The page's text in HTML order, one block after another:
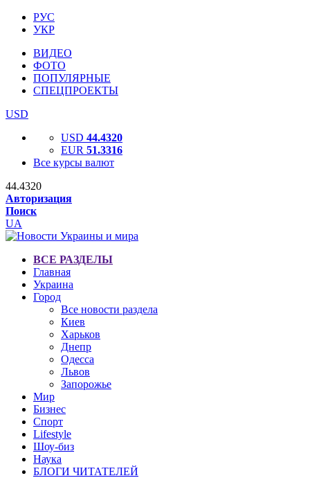
РУС
УКР
ВИДЕО
ФОТО
ПОПУЛЯРНЫЕ
СПЕЦПРОЕКТЫ
USD
USD 44.4320
EUR 51.3316
Все курсы валют
44.4320
Авторизация
Поиск
UA
ВСЕ РАЗДЕЛЫ
Главная
Украина
Город
Все новости раздела
Киев
Харьков
Днепр
Одесса
Львов
Запорожье
Мир
Бизнес
Спорт
Lifestyle
Шоу-биз
Наука
БЛОГИ ЧИТАТЕЛЕЙ